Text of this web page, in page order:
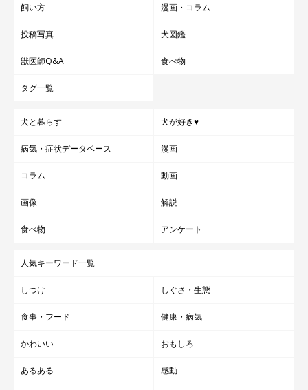
飼い方 漫画・コラム
投稿写真 犬図鑑
獣医師Q&A 食べ物
タグ一覧
犬と暮らす 犬が好き♥
病気・症状データベース 漫画
コラム 動画
画像 解説
食べ物 アンケート
人気キーワード一覧
しつけ しぐさ・生態
食事・フード 健康・病気
かわいい おもしろ
あるある 感動